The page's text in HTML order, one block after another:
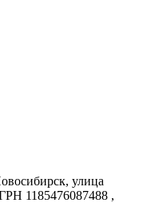
улица
1185476087488 ,